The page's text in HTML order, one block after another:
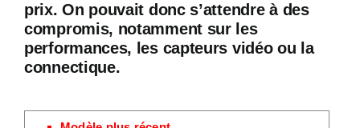
prix. On pouvait donc s’attendre à des
compromis, notamment sur les
performances, les capteurs vidéo ou la
connectique.